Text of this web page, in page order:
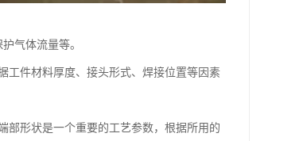
气体流量等。
工件材料厚度、接头形式、焊接位置等因素
部形状是一个重要的工艺参数，根据所用的